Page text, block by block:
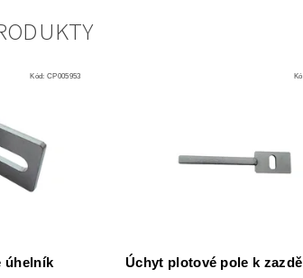
Kód: CP005953
úhelník
Úchyt plotové pole k